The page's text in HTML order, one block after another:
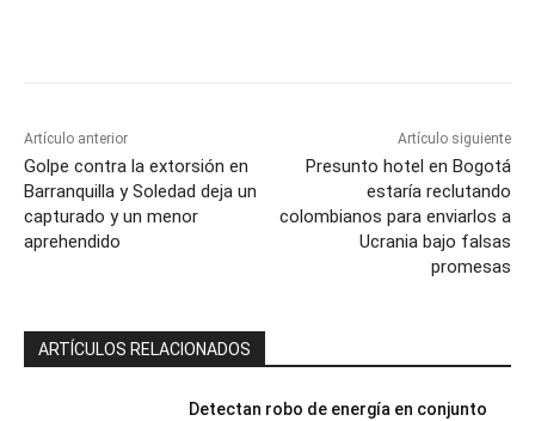
Artículo anterior
Golpe contra la extorsión en
Barranquilla y Soledad deja un
capturado y un menor
aprehendido
Artículo siguiente
Presunto hotel en Bogotá
estaría reclutando
colombianos para enviarlos a
Ucrania bajo falsas
promesas
ARTÍCULOS RELACIONADOS
Detectan robo de energía en conjunto